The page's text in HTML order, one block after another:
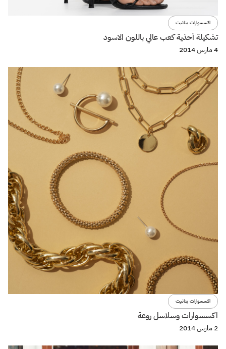
اكسسوارات بنانيت
تشكيلة أحذية كعب عالي باللون الاسود
4 مارس 2014
اكسسوارات بنانيت
اكسسوارات وسلاسل روعة
2 مارس 2014